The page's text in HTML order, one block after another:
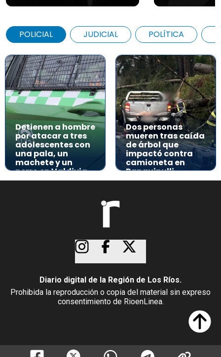
POLICIAL JUDICIAL POLÍTICA
Detienen a hombre
por atacar a tres
adolescentes con
una pala, un
machete y un
perro en Valdivia
Dos personas
mueren tras caída
de árbol que
impactó contra
camioneta en
Panguipulli
Diario digital de la Región de Los Ríos.
Prohibida la reproducción o copia del material sin expreso
consentimiento de RioenLinea.